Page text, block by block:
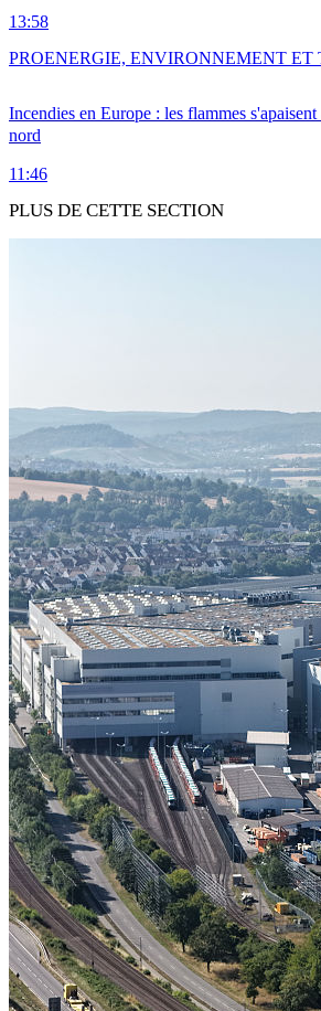
13:58
Incendies en Europe : les flammes
nord
11:46
PROENERGIE, ENVIRONNEMENT ET
PLUS DE CETTE SECTION